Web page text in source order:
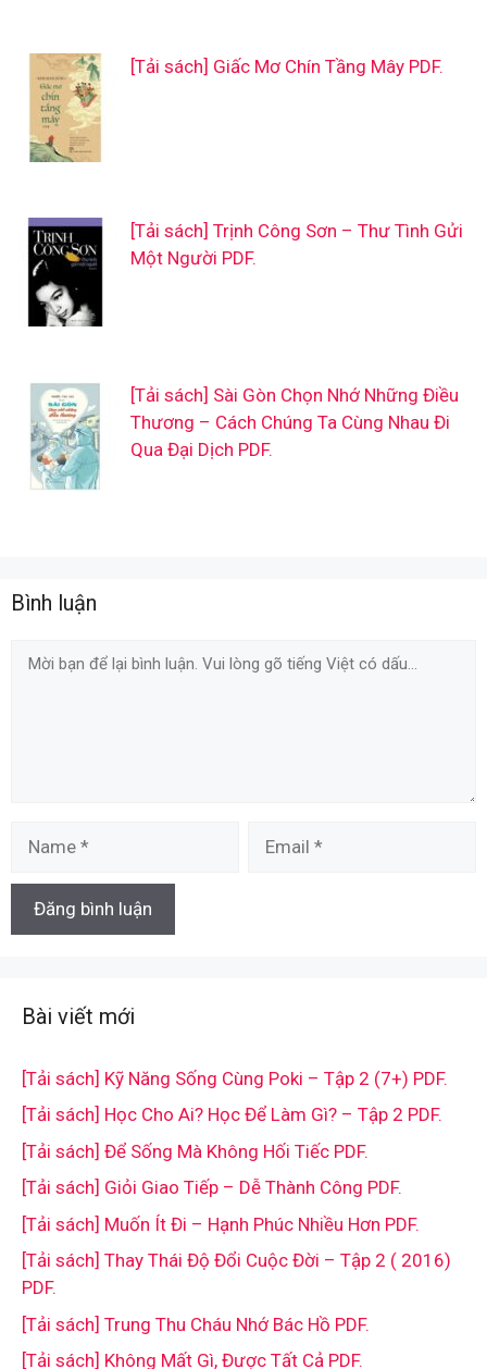
[Tải sách] Giấc Mơ Chín Tầng Mây PDF.
[Tải sách] Trịnh Công Sơn – Thư Tình Gửi
Một Người PDF.
[Tải sách] Sài Gòn Chọn Nhớ Những Điều
Thương – Cách Chúng Ta Cùng Nhau Đi
Qua Đại Dịch PDF.
Bình luận
Comment
Bài viết mới
[Tải sách] Kỹ Năng Sống Cùng Poki – Tập 2 (7+) PDF.
[Tải sách] Học Cho Ai? Học Để Làm Gì? – Tập 2 PDF.
[Tải sách] Để Sống Mà Không Hối Tiếc PDF.
[Tải sách] Giỏi Giao Tiếp – Dễ Thành Công PDF.
[Tải sách] Muốn Ít Đi – Hạnh Phúc Nhiều Hơn PDF.
[Tải sách] Thay Thái Độ Đổi Cuộc Đời – Tập 2 ( 2016)
PDF.
[Tải sách] Trung Thu Cháu Nhớ Bác Hồ PDF.
[Tải sách] Không Mất Gì, Được Tất Cả PDF.